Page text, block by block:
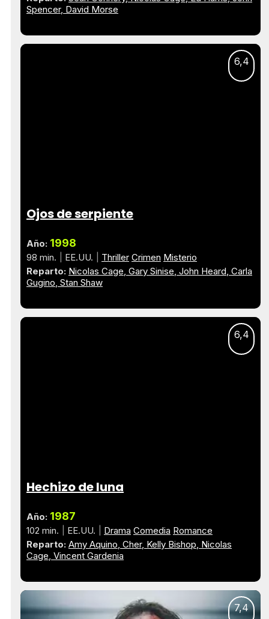
Spencer David Morse
6,4
Ojos de serpiente
Año: 1998
98 min. EE.UU. Thriller Crimen Misterio
Reparto: Nicolas Cage Gary Sinise John Heard Carla
Gugino Stan Shaw
6,4
Hechizo de luna
Año: 1987
102 min. EE.UU. Drama Comedia Romance
Reparto: Amy Aquino Cher Kelly Bishop Nicolas
Cage Vincent Gardenia
7,4